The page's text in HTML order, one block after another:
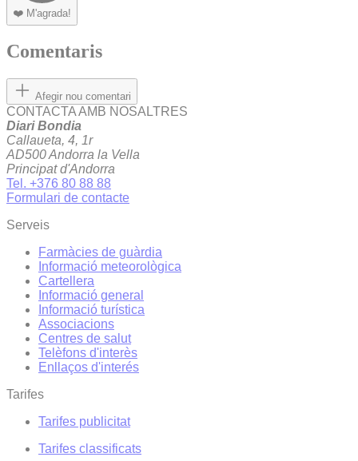
❤️ M'agrada!
Comentaris
Afegir nou comentari
CONTACTA AMB NOSALTRES
Diari Bondia
Callaueta, 4, 1r
AD500 Andorra la Vella
Principat d'Andorra
Tel. +376 80 88 88
Formulari de contacte
Serveis
Farmàcies de guàrdia
Informació meteorològica
Cartellera
Informació general
Informació turística
Associacions
Centres de salut
Telèfons d'interès
Enllaços d'interés
Tarifes
Tarifes publicitat
Tarifes classificats